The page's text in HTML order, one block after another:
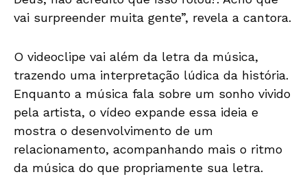
vai surpreender muita gente”, revela a cantora.
O videoclipe vai além da letra da música,
trazendo uma interpretação lúdica da história.
Enquanto a música fala sobre um sonho vivido
pela artista, o vídeo expande essa ideia e
mostra o desenvolvimento de um
relacionamento, acompanhando mais o ritmo
da música do que propriamente sua letra.